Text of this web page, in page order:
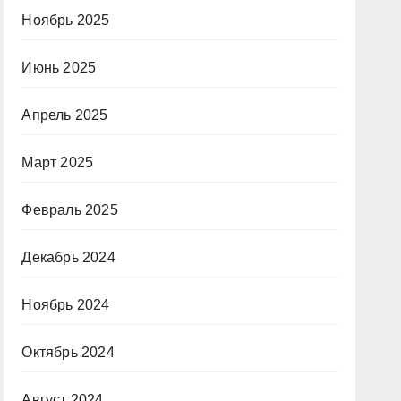
Ноябрь 2025
Июнь 2025
Апрель 2025
Март 2025
Февраль 2025
Декабрь 2024
Ноябрь 2024
Октябрь 2024